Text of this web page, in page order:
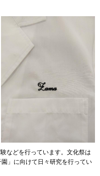
などを行っています。文化祭は
」に向けて日々研究を行ってい